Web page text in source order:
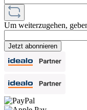
Um weiterzugehen,
Jetzt abonnieren